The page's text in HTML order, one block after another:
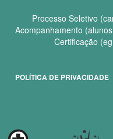
Processo Seletivo
Acompanhamento
Certificação
POLÍTICA DE PRIVACIDADE